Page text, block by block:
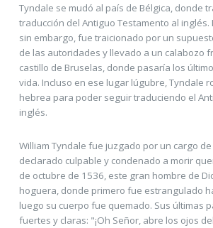
Tyndale se mudó al país de Bélgica, donde
traducción del Antiguo Testamento al
sin embargo, fue traicionado por un
de las autoridades y llevado a un calabozo
castillo de Bruselas, donde pasaría los
vida. Incluso en ese lugar lúgubre, Tyndale
hebrea para poder seguir traduciendo el
inglés.
William Tyndale fue juzgado por un cargo
declarado culpable y condenado a morir
de octubre de 1536, este gran hombre de
hoguera, donde primero fue estrangulado
luego su cuerpo fue quemado. Sus últimas
fuertes y claras: "¡Oh Señor, abre los ojos